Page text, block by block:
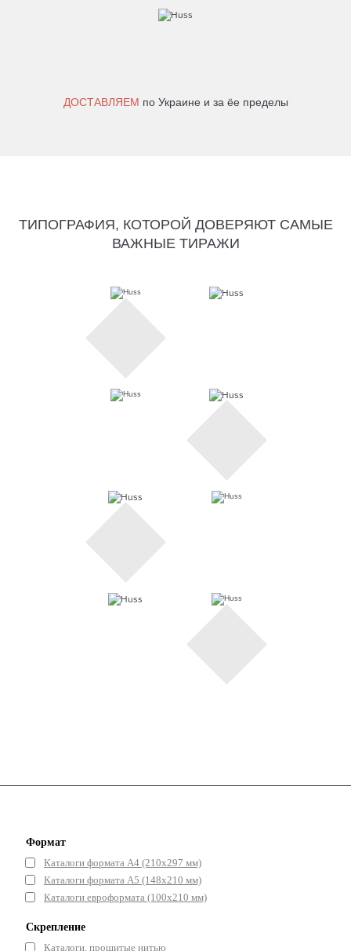
ДОСТАВЛЯЕМ по Украине и за ёе пределы
ТИПОГРАФИЯ, КОТОРОЙ ДОВЕРЯЮТ САМЫЕ
ВАЖНЫЕ ТИРАЖИ
Формат
Каталоги формата А4 (210х297 мм)
Каталоги формата А5 (148x210 мм)
Каталоги евроформата (100х210 мм)
Скрепление
Каталоги, прошитые нитью